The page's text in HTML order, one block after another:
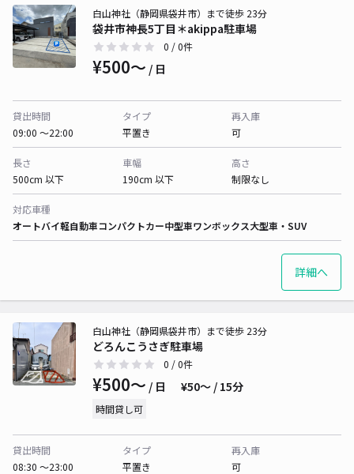
袋井市神長5丁目＊akippa駐車場
白山神社（静岡県袋井市）まで徒歩 23分
0 / 0件
¥500〜 / 日
貸出時間
09:00 〜22:00
タイプ
平置き
再入庫
可
長さ
500cm 以下
車幅
190cm 以下
高さ
制限なし
対応車種
オートバイ軽自動車コンパクトカー中型車ワンボックス大型車・SUV
詳細へ
どろんこうさぎ駐車場
白山神社（静岡県袋井市）まで徒歩 23分
0 / 0件
¥500〜 / 日 ¥50〜 / 15分
時間貸し可
貸出時間
08:30 〜23:00
タイプ
平置き
再入庫
可